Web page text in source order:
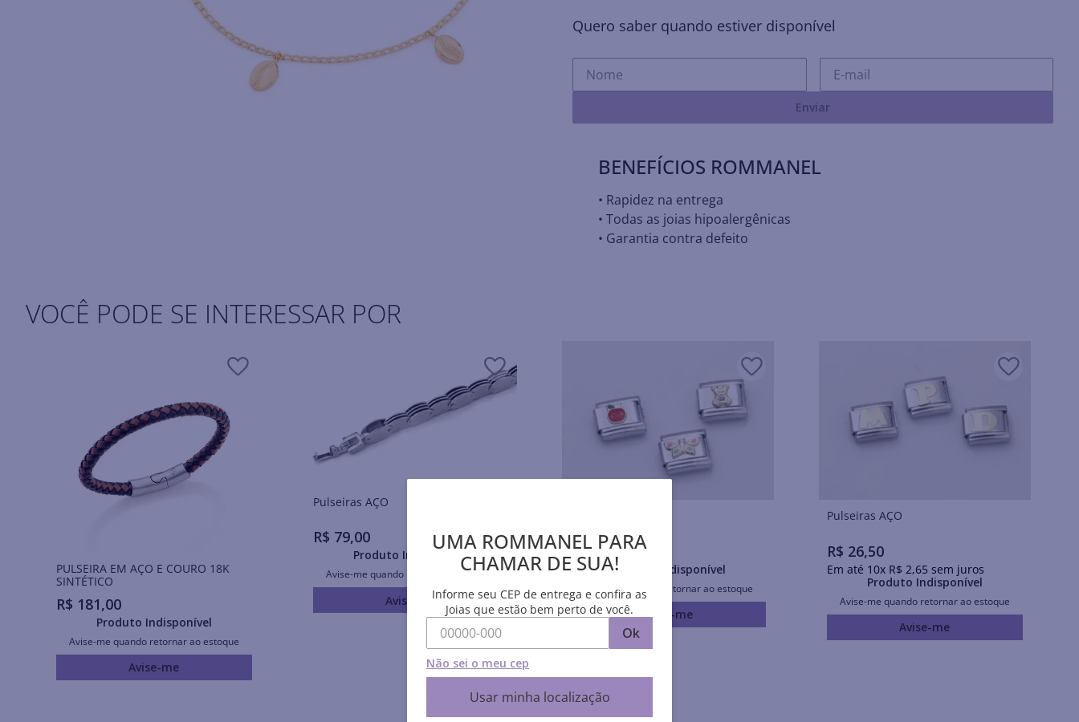
Quero saber quando estiver disponível
Enviar
BENEFÍCIOS ROMMANEL
• Rapidez na entrega
• Todas as joias hipoalergênicas
• Garantia contra defeito
VOCÊ PODE SE INTERESSAR POR
PULSEIRA EM AÇO E COURO 18K
SINTÉTICO
R$ 181,00
Produto Indisponível
Avise-me quando retornar ao estoque
Avise-me
Pulseiras AÇO
R$ 79,00
Produto Indisponível
Avise-me quando retornar ao estoque
Avise-me
R$ 32 ,30
Produto Indisponível
Avise-me quando retornar ao estoque
Avise-me
Pulseiras AÇO
R$ 26,50
Em até 10x R$ 2,65 sem juros
Produto Indisponível
Avise-me quando retornar ao estoque
Avise-me
UMA ROMMANEL PARA
CHAMAR DE SUA!
Informe seu CEP de entrega e confira as
Joias que estão bem perto de você.
Ok
Não sei o meu cep
Usar minha localização